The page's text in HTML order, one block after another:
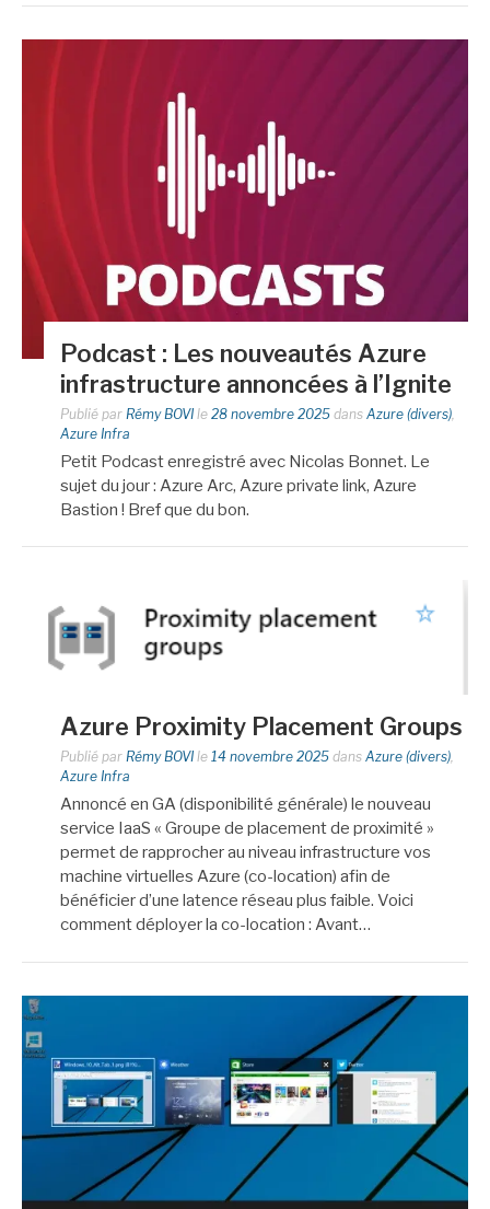
Podcast : Les nouveautés Azure
infrastructure annoncées à l’Ignite
Publié par Rémy BOVI le 28 novembre 2025 dans Azure (divers)
Azure Infra
Petit Podcast enregistré avec Nicolas Bonnet. Le
sujet du jour : Azure Arc, Azure private link, Azure
Bastion ! Bref que du bon.
Azure Proximity Placement Groups
Publié par Rémy BOVI le 14 novembre 2025 dans Azure (divers),
Azure Infra
Annoncé en GA (disponibilité générale) le nouveau
service IaaS « Groupe de placement de proximité »
permet de rapprocher au niveau infrastructure vos
machine virtuelles Azure (co-location) afin de
bénéficier d’une latence réseau plus faible. Voici
comment déployer la co-location : Avant…